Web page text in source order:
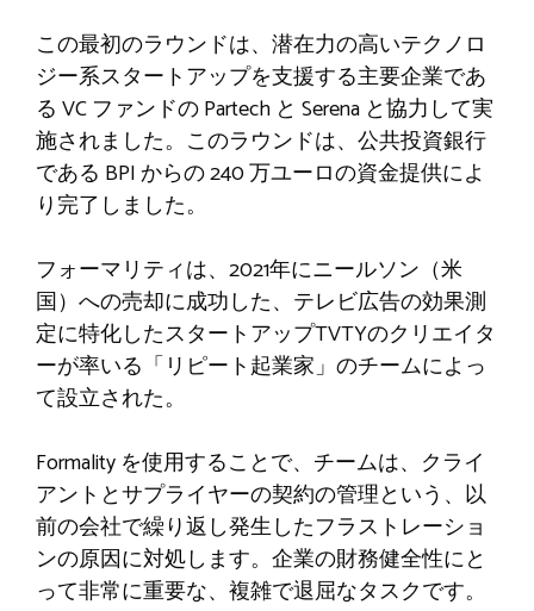
この最初のラウンドは、潜在力の高いテクノロ
ジー系スタートアップを支援する主要企業であ
る VC ファンドの Partech と Serena と協力して実
施されました。このラウンドは、公共投資銀行
である BPI からの 240 万ユーロの資金提供によ
り完了しました。
フォーマリティは、2021年にニールソン（米
国）への売却に成功した、テレビ広告の効果測
定に特化したスタートアップTVTYのクリエイタ
ーが率いる「リピート起業家」のチームによっ
て設立された。
Formality を使用することで、チームは、クライ
アントとサプライヤーの契約の管理という、以
前の会社で繰り返し発生したフラストレーショ
ンの原因に対処します。企業の財務健全性にと
って非常に重要な、複雑で退屈なタスクです。